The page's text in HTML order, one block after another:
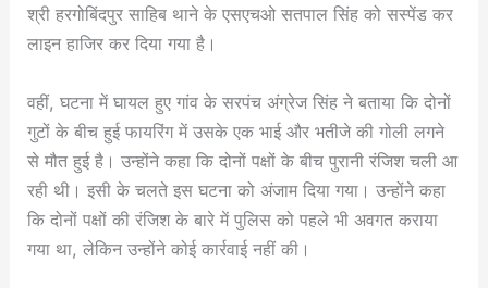
श्री हरगोबिंदपुर साहिब थाने के एसएचओ सतपाल सिंह को सस्पेंड कर
लाइन हाजिर कर दिया गया है।
वहीं, घटना में घायल हुए गांव के सरपंच अंग्रेज सिंह ने बताया कि दोनों
गुटों के बीच हुई फायरिंग में उसके एक भाई और भतीजे की गोली लगने
से मौत हुई है। उन्होंने कहा कि दोनों पक्षों के बीच पुरानी रंजिश चली आ
रही थी। इसी के चलते इस घटना को अंजाम दिया गया। उन्होंने कहा
कि दोनों पक्षों की रंजिश के बारे में पुलिस को पहले भी अवगत कराया
गया था, लेकिन उन्होंने कोई कार्रवाई नहीं की।